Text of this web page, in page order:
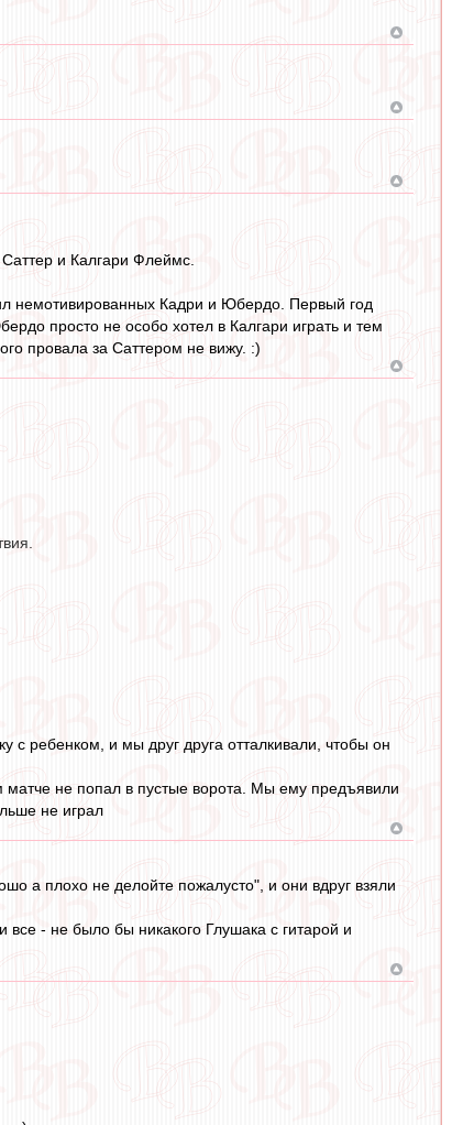
и Калгари Флеймс.
немотивированных Кадри и Юбердо. Первый год
просто не особо хотел в Калгари играть и тем
провала за Саттером не вижу. :)
ребенком, и мы друг друга отталкивали, чтобы он
не попал в пустые ворота. Мы ему предъявили
не играл
а плохо не делойте пожалусто", и они вдруг взяли
- не было бы никакого Глушака с гитарой и